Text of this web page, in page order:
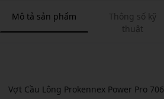
Mô tả sản phẩm
Thông số kỹ
thuật
Vợt Cầu Lông Prokennex Power Pro 706